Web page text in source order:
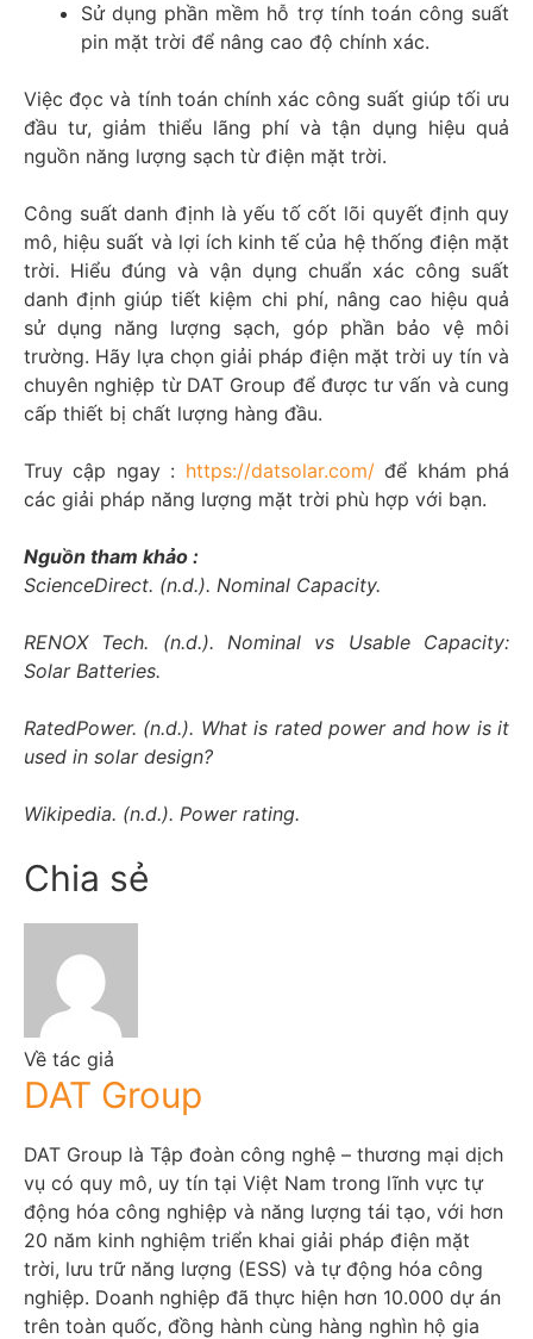
Sử dụng phần mềm hỗ trợ tính toán công suất
pin mặt trời để nâng cao độ chính xác.
Việc đọc và tính toán chính xác công suất giúp tối ưu
đầu tư, giảm thiểu lãng phí và tận dụng hiệu quả
nguồn năng lượng sạch từ điện mặt trời.​
Công suất danh định là yếu tố cốt lõi quyết định quy
mô, hiệu suất và lợi ích kinh tế của hệ thống điện mặt
trời. Hiểu đúng và vận dụng chuẩn xác công suất
danh định giúp tiết kiệm chi phí, nâng cao hiệu quả
sử dụng năng lượng sạch, góp phần bảo vệ môi
trường. Hãy lựa chọn giải pháp điện mặt trời uy tín và
chuyên nghiệp từ DAT Group để được tư vấn và cung
cấp thiết bị chất lượng hàng đầu.
Truy cập ngay : https://datsolar.com/để khám phá
các giải pháp năng lượng mặt trời phù hợp với bạn.
Nguồn tham khảo :
ScienceDirect. (n.d.). Nominal Capacity.
RENOX Tech. (n.d.). Nominal vs Usable Capacity:
Solar Batteries.
RatedPower. (n.d.). What is rated power and how is it
used in solar design?
Wikipedia. (n.d.). Power rating.
Chia sẻ
Về tác giả
DAT Group
DAT Group là Tập đoàn công nghệ – thương mại dịch
vụ có quy mô, uy tín tại Việt Nam trong lĩnh vực tự
động hóa công nghiệp và năng lượng tái tạo, với hơn
20 năm kinh nghiệm triển khai giải pháp điện mặt
trời, lưu trữ năng lượng (ESS) và tự động hóa công
nghiệp. Doanh nghiệp đã thực hiện hơn 10.000 dự án
trên toàn quốc, đồng hành cùng hàng nghìn hộ gia